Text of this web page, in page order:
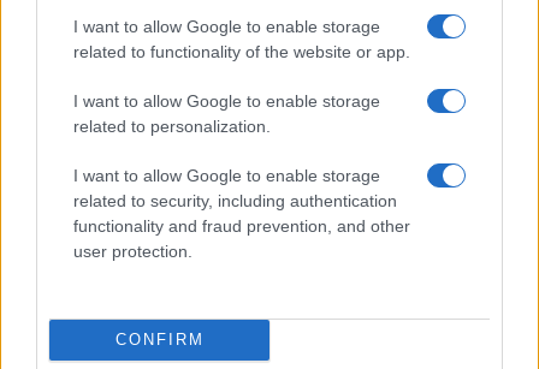
I want to allow Google to enable storage
related to functionality of the website or app.
I want to allow Google to enable storage
related to personalization.
I want to allow Google to enable storage
related to security, including authentication
functionality and fraud prevention, and other
user protection.
CONFIRM
Sportmagazine: notizie, approfondimenti e classifiche su
calcio, basket, tennis, ciclismo, motori, Formula 1,
MotoGP e Olimpiadi. Le ultime news dalle competizioni
nazionali e internazionali, gli highlight delle partite, le
sport.